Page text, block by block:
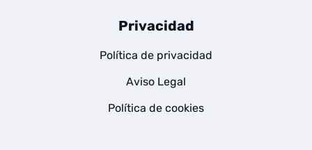
Privacidad
Política de privacidad
Aviso Legal
Política de cookies